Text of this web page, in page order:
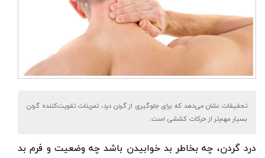
تحقیقات نشان می‌دهد که برای جلوگیری از گردن درد، تمرینات تقویت‌کننده گردن
بسیار مهم‌تر از حرکات کششی است.
درد گردن، چه بخاطر بد خوابیدن باشد چه وضعیت و فرم بد